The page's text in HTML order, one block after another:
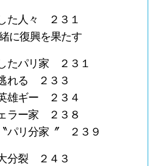
た人々 ２３１
に復興を果たす
たパリ家 ２３１
れる ２３３
雄ギー ２３４
ラー家 ２３８
パリ分家〞 ２３９
分裂 ２４３